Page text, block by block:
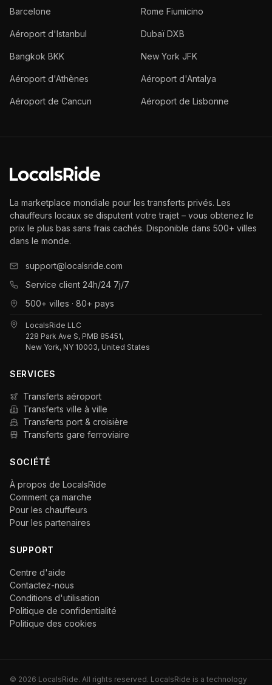
Barcelone Rome Fiumicino
Aéroport d'Istanbul Dubaï DXB
Bangkok BKK New York JFK
Aéroport d'Athènes Aéroport d'Antalya
Aéroport de Cancun Aéroport de Lisbonne
La marketplace mondiale pour les transferts privés. Les
chauffeurs locaux se disputent votre trajet – vous obtenez le
prix le plus bas sans frais cachés. Disponible dans 500+ villes
dans le monde.
support@localsride.com
Service client 24h/24 7j/7
500+ villes · 80+ pays
LocalsRide LLC
228 Park Ave S, PMB 85451,
New York, NY 10003, United States
SERVICES
Transferts aéroport
Transferts ville à ville
Transferts port & croisière
Transferts gare ferroviaire
SOCIÉTÉ
À propos de LocalsRide
Comment ça marche
Pour les chauffeurs
Pour les partenaires
SUPPORT
Centre d'aide
Contactez-nous
Conditions d'utilisation
Politique de confidentialité
Politique des cookies
© 2026 LocalsRide. All rights reserved. LocalsRide is a technology